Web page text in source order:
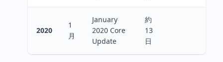
2020
1
月
January
2020 Core
Update
約
13
日